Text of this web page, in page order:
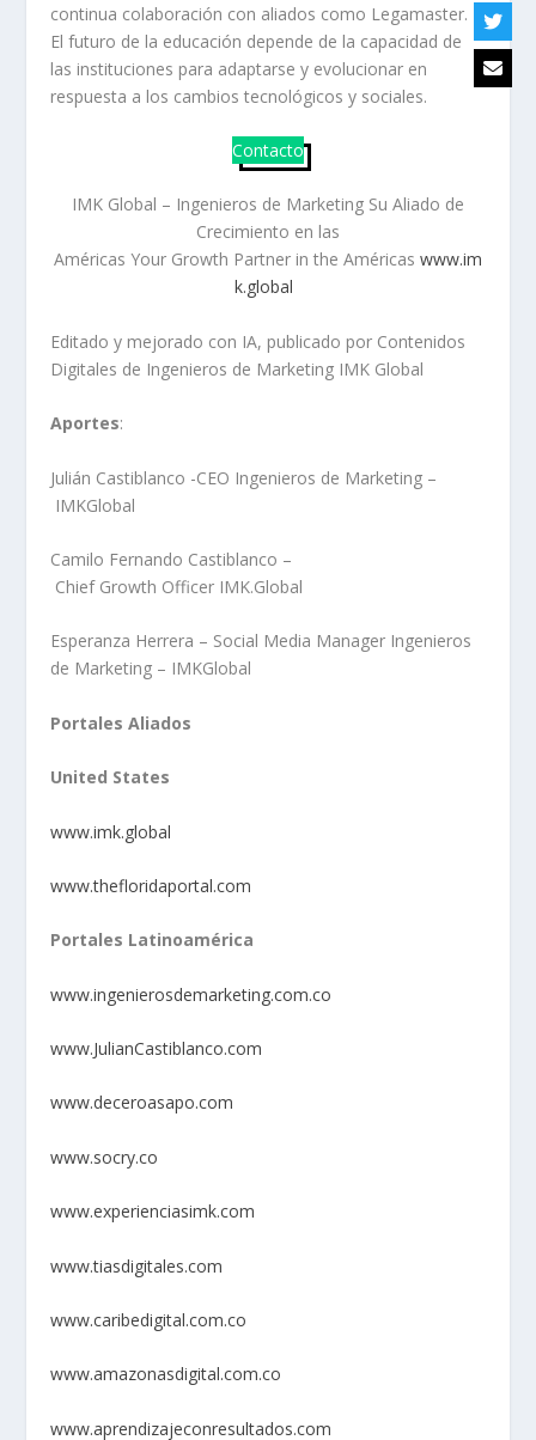
continua colaboración con aliados como Legamaster.
El futuro de la educación depende de la capacidad de
las instituciones para adaptarse y evolucionar en
respuesta a los cambios tecnológicos y sociales.
Contacto
IMK Global – Ingenieros de Marketing Su Aliado de
Crecimiento en las
Américas Your Growth Partner in the Américas www.im
k.global
Editado y mejorado con IA, publicado por Contenidos
Digitales de Ingenieros de Marketing IMK Global
Aportes:
Julián Castiblanco -CEO Ingenieros de Marketing –
IMKGlobal
Camilo Fernando Castiblanco –
Chief Growth Officer IMK.Global
Esperanza Herrera – Social Media Manager Ingenieros
de Marketing – IMKGlobal
Portales Aliados
United States
www.imk.global
www.thefloridaportal.com
Portales Latinoamérica
www.ingenierosdemarketing.com.co
www.JulianCastiblanco.com
www.deceroasapo.com
www.socry.co
www.experienciasimk.com
www.tiasdigitales.com
www.caribedigital.com.co
www.amazonasdigital.com.co
www.aprendizajeconresultados.com